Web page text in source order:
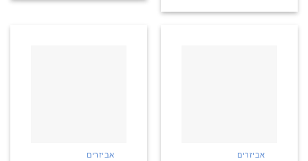
אביזרים אביזרים